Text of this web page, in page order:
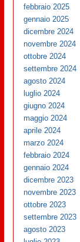
febbraio 2025
gennaio 2025
dicembre 2024
novembre 2024
ottobre 2024
settembre 2024
agosto 2024
luglio 2024
giugno 2024
maggio 2024
aprile 2024
marzo 2024
febbraio 2024
gennaio 2024
dicembre 2023
novembre 2023
ottobre 2023
settembre 2023
agosto 2023